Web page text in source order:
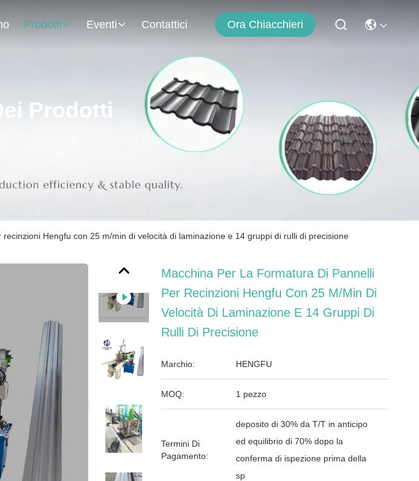
Prodotti Eventi Contattici Ora Chiacchieri
Prodotti
Hengfu con 25 m/min di velocità di laminazione e 14 gruppi di rulli di precisione
Macchina Per La Formatura Di Pannelli
Per Recinzioni Hengfu Con 25 M/min Di
Velocità Di Laminazione E 14 Gruppi Di
Rulli Di Precisione
Marchio: HENGFU
MOQ: 1 pezzo
Termini Di
Pagamento:
deposito di 30% da T/T in anticipo
ed equilibrio di 70% dopo la
conferma di ispezione prima della
sp